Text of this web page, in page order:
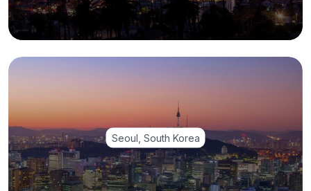
Seoul, South Korea